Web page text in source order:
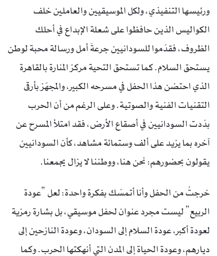
ورئيسها التنفيذي، ولكل الموسيقيين والعاملين خلف
الكواليس الذين حافظوا على شعلة الإبداع في أحلك
الظروف، فقدّموا للسودانيين جرعةَ أمل ورسالة محبة لوطن
يستحق السلام. كما تستحق التحية مركز المنارة بالقاهرة
الذي احتضن هذا الحفل في مسرحه الكبير، والمجهّز بأرقى
التقنيات الفنية والصوتية. وعلى الرغم من أن الحرب
بدّدت السودانيين في أصقاع الأرض، فقد امتلأ المسرح عن
آخره بما يزيد على ألف وستمائة مشاهد، كأن السودانيين
يقولون بحضورهم: نحن هنا، ووطننا لا يزال يجمعنا.
خرجتُ من الحفل وأنا أتمسّك بفكرة واحدة: لعل “عودة
الربيع” ليست مجرد عنوان لحفل موسيقي، بل بشارة رمزية
لعودة أكبر، عودة السلام إلى السودان، وعودة النازحين إلى
ديارهم، وعودة الحياة إلى المدن التي أنهكتها الحرب. وكما